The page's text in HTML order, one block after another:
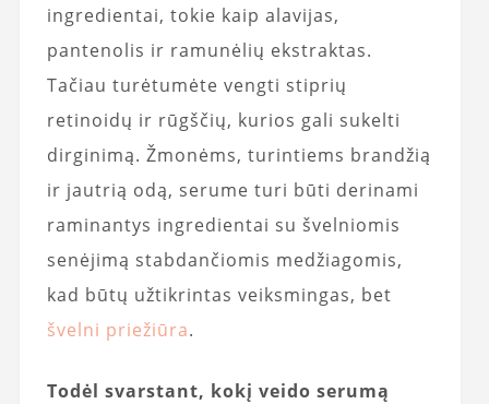
ingredientai, tokie kaip alavijas,
pantenolis ir ramunėlių ekstraktas.
Tačiau turėtumėte vengti stiprių
retinoidų ir rūgščių, kurios gali sukelti
dirginimą. Žmonėms, turintiems brandžią
ir jautrią odą, serume turi būti derinami
raminantys ingredientai su švelniomis
senėjimą stabdančiomis medžiagomis,
kad būtų užtikrintas veiksmingas, bet
švelni priežiūra.
Todėl svarstant, kokį veido serumą